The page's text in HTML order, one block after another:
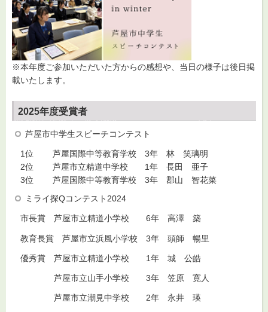
※本年度ご参加いただいた方からの感想や、当日の様子は後日掲
載いたします。
2025年度受賞者
芦屋市中学生スピーチコンテスト
1位 芦屋国際中等教育学校 3年 林 笑璃明
2位 芦屋市立精道中学校 1年 長田 亜子
3位 芦屋国際中等教育学校 3年 郡山 智花菜
ミライ探Qコンテスト2024
市長賞 芦屋市立精道小学校 6年 高澤 築
教育長賞 芦屋市立浜風小学校 3年 頭師 暢里
優秀賞 芦屋市立精道小学校 1年 城 公皓
芦屋市立山手小学校 3年 笠原 寛人
芦屋市立潮見中学校 2年 永井 瑛